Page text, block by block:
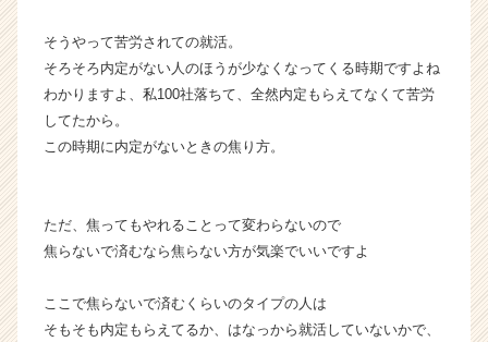
リ
ア
h
r
a
e
e
そうやって苦労されての就活。
そろそろ内定がない人のほうが少なくなってくる時期ですよね
わかりますよ、私100社落ちて、全然内定もらえてなくて苦労
してたから。
この時期に内定がないときの焦り方。
ただ、焦ってもやれることって変わらないので
焦らないで済むなら焦らない方が気楽でいいですよ
ここで焦らないで済むくらいのタイプの人は
そもそも内定もらえてるか、はなっから就活していないかで、